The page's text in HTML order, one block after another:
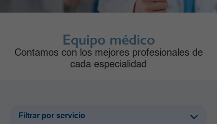
Equipo médico
Contamos con los mejores profesionales de
cada especialidad
Filtrar por servicio